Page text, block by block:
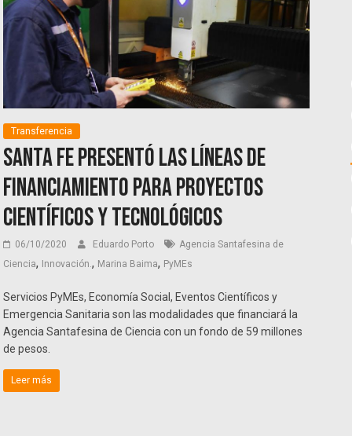
Transferencia
Santa Fe presentó las líneas de
financiamiento para proyectos
científicos y tecnológicos
06/10/2020 Eduardo Porto
Agencia Santafesina de
Ciencia, Innovación., Marina Baima, PyMEs
Servicios PyMEs, Economía Social, Eventos Científicos y
Emergencia Sanitaria son las modalidades que financiará la
Agencia Santafesina de Ciencia con un fondo de 59 millones
de pesos.
Leer más